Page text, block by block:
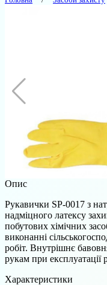
Опис
Рукавички SP-0017 з
надміцного латексу
побутових хімічних
виконанні
робіт. Внутрішнє
рукам при експлуатації
Характеристики